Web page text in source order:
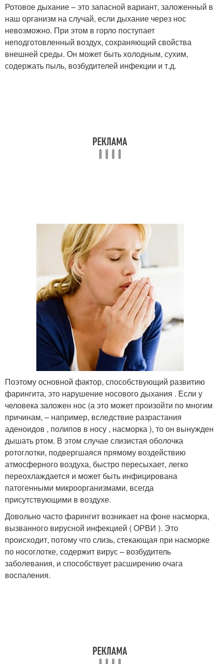
Ротовое дыхание – это запасной вариант, заложенный в
наш организм на случай, если дыхание через нос
невозможно. При этом в горло поступает
неподготовленный воздух, сохраняющий свойства
внешней среды. Он может быть холодным, сухим,
содержать пыль, возбудителей инфекции и т.д.
Поэтому основной фактор, способствующий развитию
фарингита, это нарушение носового дыхания . Если у
человека заложен нос (а это может произойти по многим
причинам, – например, вследствие разрастания
аденоидов , полипов в носу , насморка ), то он вынужден
дышать ртом. В этом случае слизистая оболочка
ротоглотки, подвергшаяся прямому воздействию
атмосферного воздуха, быстро пересыхает, легко
переохлаждается и может быть инфицирована
патогенными микроорганизмами, всегда
присутствующими в воздухе.
Довольно часто фарингит возникает на фоне насморка,
вызванного вирусной инфекцией ( ОРВИ ). Это
происходит, потому что слизь, стекающая при насморке
по носоглотке, содержит вирус – возбудитель
заболевания, и способствует расширению очага
воспаления.